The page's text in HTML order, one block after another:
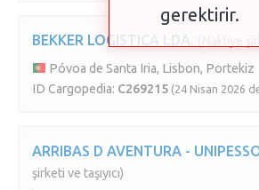
BEKKER LOGISTICA LDA.
Póvoa de Santa Iria, Lisbon, Portekiz
ID Cargopedia: C269215 (24 Nisan 2026
ARRIBAS D AVENTURA -
şirketi ve taşıyıcı)
gerektirir.